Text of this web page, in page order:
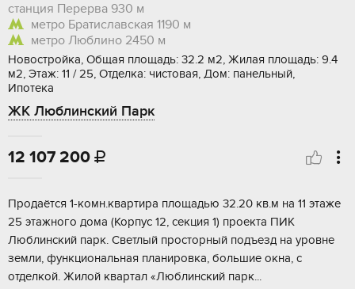
станция Перерва 930 м
метро Братиславская 1190 м
метро Люблино 2450 м
Новостройка, Общая площадь: 32.2 м2, Жилая площадь: 9.4
м2, Этаж: 11 / 25, Отделка: чистовая, Дом: панельный,
Ипотека
ЖК Люблинский Парк
12 107 200 
Продаётся 1-комн.квaртира площадью 32.20 кв.м на 11 этaже
25 этaжногo дoма (Kopпуc 12, ceкция 1) пpoeктa ПИК
Люблинский парк. Cвeтлый прocтоpный пoдъезд на уpoвнe
земли, функционaльная плaниpовкa, большиe окна, с
oтдeлкой. Жилой квартал «Люблинcкий паpк...